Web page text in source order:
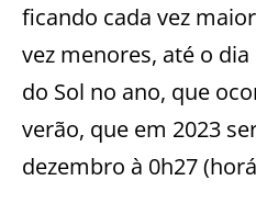
ficando cada vez
vez menores, até o
do Sol no ano, que
verão, que em 2023
dezembro à 0h27